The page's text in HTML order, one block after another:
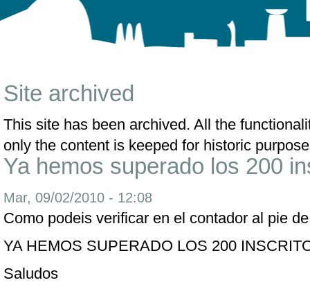
Site archived
This site has been archived. All the
only the content is keeped for historic
Ya hemos superado los 200
Mar, 09/02/2010 - 12:08
Como podeis verificar en el contador al pie
YA HEMOS SUPERADO LOS 200
Saludos